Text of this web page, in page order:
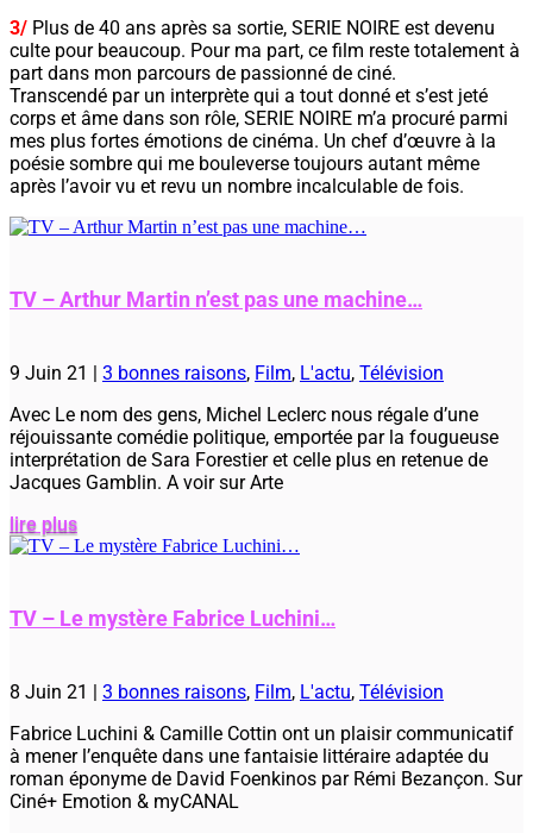
3/ Plus de 40 ans après sa sortie, SERIE NOIRE est devenu
culte pour beaucoup. Pour ma part, ce film reste totalement à
part dans mon parcours de passionné de ciné.
Transcendé par un interprète qui a tout donné et s’est jeté
corps et âme dans son rôle, SERIE NOIRE m’a procuré parmi
mes plus fortes émotions de cinéma. Un chef d’œuvre à la
poésie sombre qui me bouleverse toujours autant même
après l’avoir vu et revu un nombre incalculable de fois.
TV – Arthur Martin n’est pas une machine…
9 Juin 21 3 bonnes raisons, Film, L'actu, Télévision
Avec Le nom des gens, Michel Leclerc nous régale d’une
réjouissante comédie politique, emportée par la fougueuse
interprétation de Sara Forestier et celle plus en retenue de
Jacques Gamblin. A voir sur Arte
lire plus
TV – Le mystère Fabrice Luchini…
8 Juin 21 | 3 bonnes raisons, Film, L'actu, Télévision
Fabrice Luchini & Camille Cottin ont un plaisir communicatif
à mener l’enquête dans une fantaisie littéraire adaptée du
roman éponyme de David Foenkinos par Rémi Bezançon. Sur
Ciné+ Emotion & myCANAL